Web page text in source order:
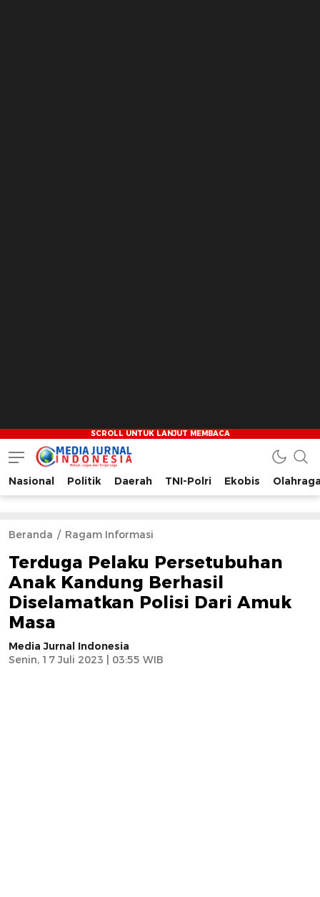
Media Jurnal Indonesia
Bersama Membangun Indonesia
Nasional Politik Daerah TNI-Polri Ekobis
Beranda Ragam Informasi
Terduga Pelaku Persetubuhan
Anak Kandung Berhasil
Diselamatkan Polisi Dari Amuk
Masa
Media Jurnal Indonesia
Senin, 17 Juli 2023 | 03:55 WIB